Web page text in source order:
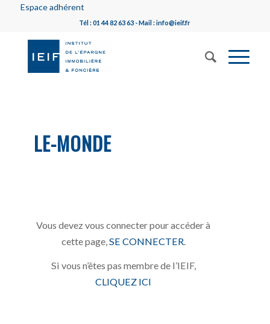
Espace adhérent
Tél : 01 44 82 63 63 - Mail : info@ieif.fr
LE-MONDE
Vous devez vous connecter pour accéder à
cette page, SE CONNECTER
Si vous n’êtes pas membre de l’IEIF,
CLIQUEZ ICI